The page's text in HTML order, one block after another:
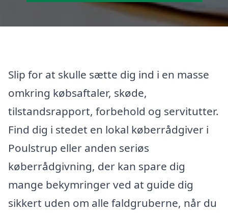
Slip for at skulle sætte dig ind i en masse
omkring købsaftaler, skøde,
tilstandsrapport, forbehold og servitutter.
Find dig i stedet en lokal køberrådgiver i
Poulstrup eller anden seriøs
køberrådgivning, der kan spare dig
mange bekymringer ved at guide dig
sikkert uden om alle faldgruberne, når du